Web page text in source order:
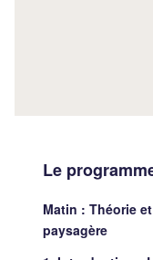
Le
Matin : Théorie
paysagère